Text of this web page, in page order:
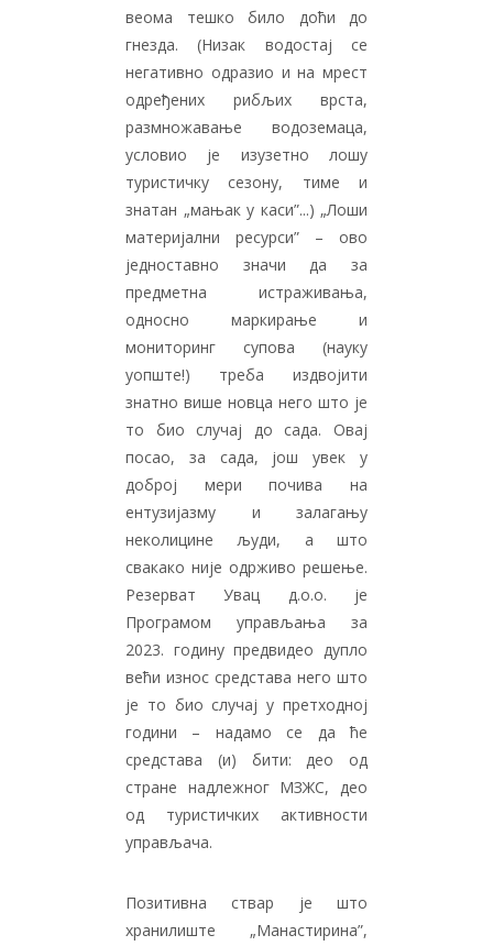
веома тешко било доћи до
гнезда. (Низак водостај се
негативно одразио и на мрест
одређених рибљих врста,
размножавање водоземаца,
условио је изузетно лошу
туристичку сезону, тиме и
знатан „мањак у каси”...) „Лоши
материјални ресурси” – ово
једноставно значи да за
предметна истраживања,
односно маркирање и
мониторинг супова (науку
уопште!) треба издвојити
знатно више новца него што је
то био случај до сада. Овај
посао, за сада, још увек у
доброј мери почива на
ентузијазму и залагању
неколицине људи, а што
свакако није одрживо решење.
Резерват Увац д.о.о. је
Програмом управљања за
2023. годину предвидео дупло
већи износ средстава него што
је то био случај у претходној
години – надамо се да ће
средстава (и) бити: део од
стране надлежног МЗЖС, део
од туристичких активности
управљача.
Позитивна ствар је што
хранилиште „Манастирина”,